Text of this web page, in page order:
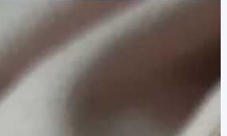
29,00 lei.